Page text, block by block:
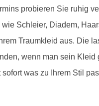
probieren Sie ruhig
Schleier, Diadem,
Traumkleid aus. Die
wenn man sein Kleid
sofort was zu Ihrem Stil